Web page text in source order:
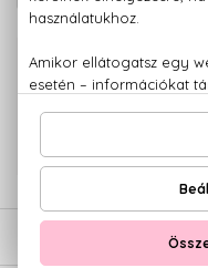
100% eredeti
Kérdésed van,